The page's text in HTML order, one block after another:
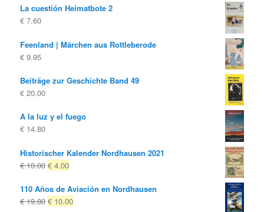
La cuestión Heimatbote 2
€ 7.60
Feenland | Märchen aus Rottleberode
€ 9.95
Beiträge zur Geschichte Band 49
€ 20.00
A la luz y el fuego
€ 14.80
Historischer Kalender Nordhausen 2021
€10.00 El
original
era:
€ 4.00El
actual
es:
110 Años de Aviación en Nordhausen
€19.80 El
€ 10.00El